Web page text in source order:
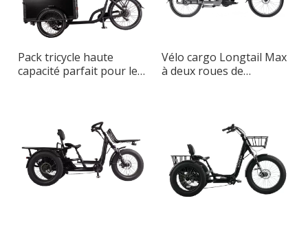
Pack tricycle haute
capacité parfait pour les
Vélo cargo Longtail Max
à deux roues de